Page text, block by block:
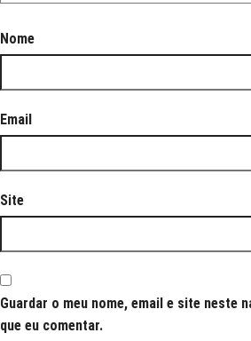
Nome
Email
Site
Guardar o meu nome, email e site neste
que eu comentar.